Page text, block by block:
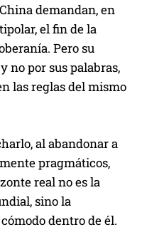
demandan, en
el fin de la
Pero su
no por sus palabras,
las reglas del mismo
al abandonar a
pragmáticos,
real no es la
sino la
dentro de él.